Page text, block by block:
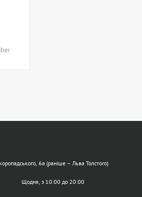
6а (раніше – Льва Толстого)
Щодня, з 10:00 до 20:00